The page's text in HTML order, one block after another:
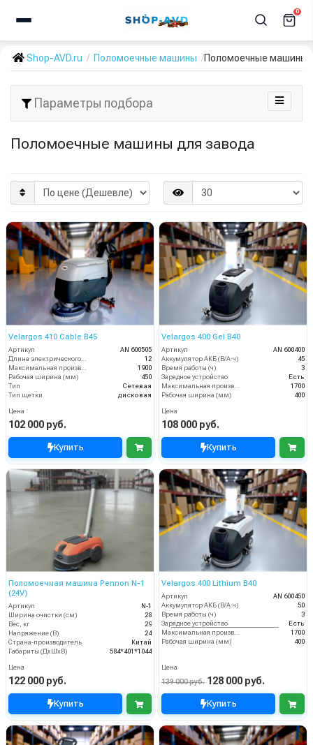
0
Shop-AVD.ru Поломоечные машины Поломоечные машины
Параметры подбора
Поломоечные машины для завода
Velargos 410 Cable B45
Артикул
AN 600505
12
1900
Рабочая ширина (мм)
450
Тип
Сетевая
Тип щетки
дисковая
Цена
102 000 руб.
Купить
Velargos 400 Gel B40
Артикул
AN 600400
Аккумулятор АКБ (В/А·ч)
45
Время работы (ч)
3
Зарядное устройство
Есть
1700
Рабочая ширина (мм)
400
Цена
108 000 руб.
Купить
Поломоечная машина Pennon N-1
(24V)
Артикул
N-1
Ширина очистки (см)
28
Вес, кг
29
Напряжение (В)
24
Страна-производитель
Китай
Габариты (ДхШхВ)
584*401*1044
Цена
122 000 руб.
Купить
Velargos 400 Lithium B40
Артикул
AN 600450
Аккумулятор АКБ (В/А·ч)
50
Время работы (ч)
3
Зарядное устройство
Есть
Максимальная производительность (кв.м/час)
1700
Рабочая ширина (мм)
400
Цена
139 000 руб. 128 000 руб.
Купить